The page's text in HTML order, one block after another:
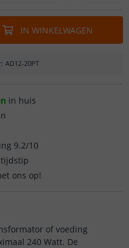
IN WINKELWAGEN
: AD12-20PT
in huis
9.2/10
ons op!
of voeding
240 Watt. De